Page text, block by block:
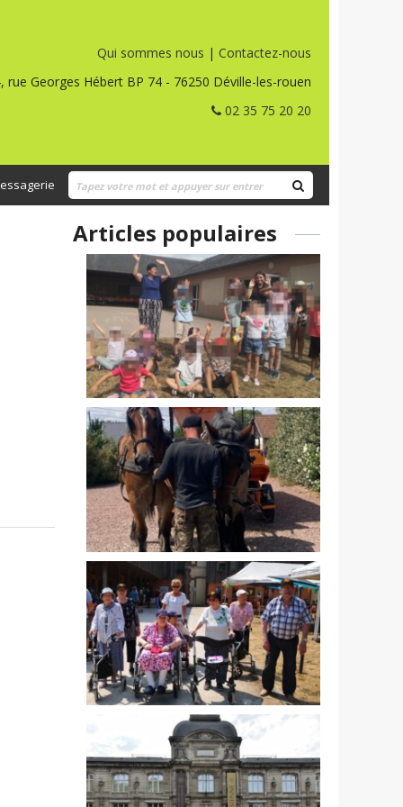
Qui sommes nous | Contactez-nous
rue Georges Hébert BP 74 - 76250 Déville-les-rouen
02 35 75 20 20
Articles populaires